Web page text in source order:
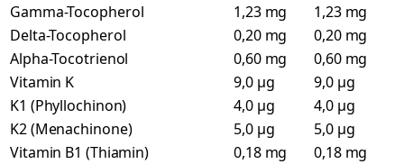
Gamma-Tocopherol
1,23 mg
1,23 mg
Delta-Tocopherol
0,20 mg
0,20 mg
Alpha-Tocotrienol
0,60 mg
0,60 mg
Vitamin K
9,0 µg
9,0 µg
K1 (Phyllochinon)
4,0 µg
4,0 µg
K2 (Menachinone)
5,0 µg
5,0 µg
Vitamin B1 (Thiamin)
0,18 mg
0,18 mg